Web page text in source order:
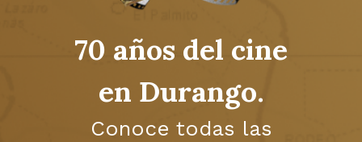
70 años del cine
en Durango.
Conoce todas las